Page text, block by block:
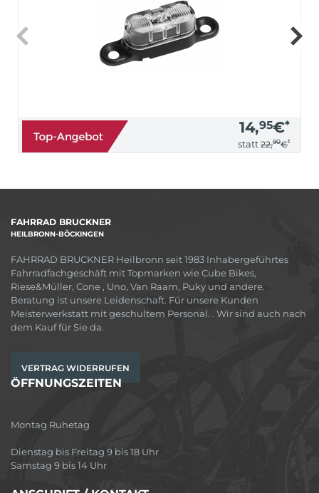
14,95€*
statt 22,90€*
FAHRRAD BRUCKNER
HEILBRONN-BÖCKINGEN
FAHRRAD BRUCKNER Heilbronn seit 1983 Inhabergeführtes
Fahrradfachgeschäft mit Topmarken wie Cube Bikes,
Riese&Müller, Cone , Uno, Van Raam, Puky und andere.
Beratung ist unsere Leidenschaft. Für unsere Kunden
Meisterwerkstatt mit geschultem Personal. . Wir sind auch nach
dem Kauf für Sie da.
VERTRAG WIDERRUFEN
ÖFFNUNGSZEITEN
Montag Ruhetag
Dienstag bis Freitag 9 bis 18 Uhr
Samstag 9 bis 14 Uhr